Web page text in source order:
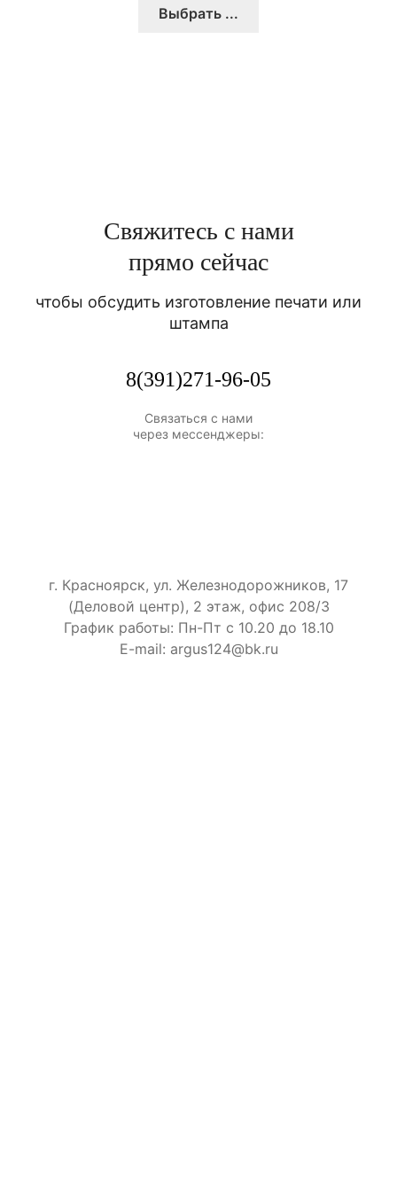
Выбрать ...
Свяжитесь с нами
прямо сейчас
чтобы обсудить изготовление печати или
штампа
8(391)271-96-05
Связаться с нами
через мессенджеры:
г. Красноярск, ул. Железнодорожников, 17
(Деловой центр), 2 этаж, офис 208/3
График работы: Пн-Пт с 10.20 до 18.10
E-mail: argus124@bk.ru